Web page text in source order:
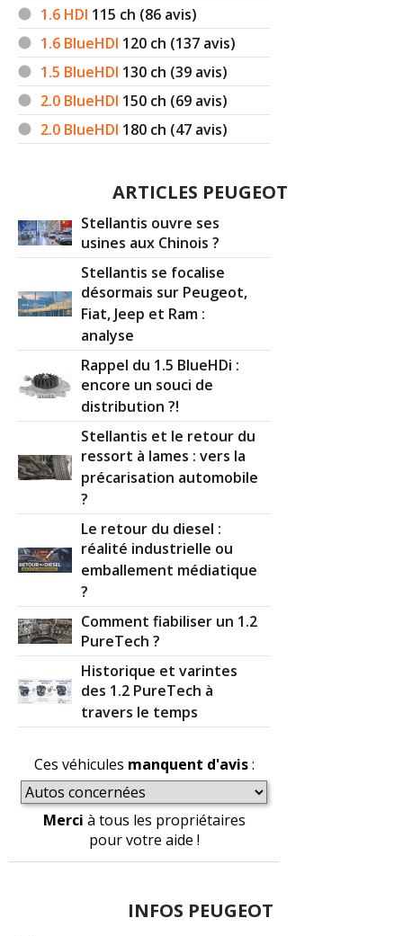
1.6 HDI 115 ch (86 avis)
1.6 BlueHDI 120 ch (137 avis)
1.5 BlueHDI 130 ch (39 avis)
2.0 BlueHDI 150 ch (69 avis)
2.0 BlueHDI 180 ch (47 avis)
ARTICLES PEUGEOT
Stellantis ouvre ses
usines aux Chinois ?
Stellantis se focalise
désormais sur Peugeot,
Fiat, Jeep et Ram :
analyse
Rappel du 1.5 BlueHDi :
encore un souci de
distribution ?!
Stellantis et le retour du
ressort à lames : vers la
précarisation automobile
?
Le retour du diesel :
réalité industrielle ou
emballement médiatique
?
Comment fiabiliser un 1.2
PureTech ?
Historique et varintes
des 1.2 PureTech à
travers le temps
Ces véhicules manquent d'avis:
Merci à tous les propriétaires
pour votre aide !
INFOS PEUGEOT